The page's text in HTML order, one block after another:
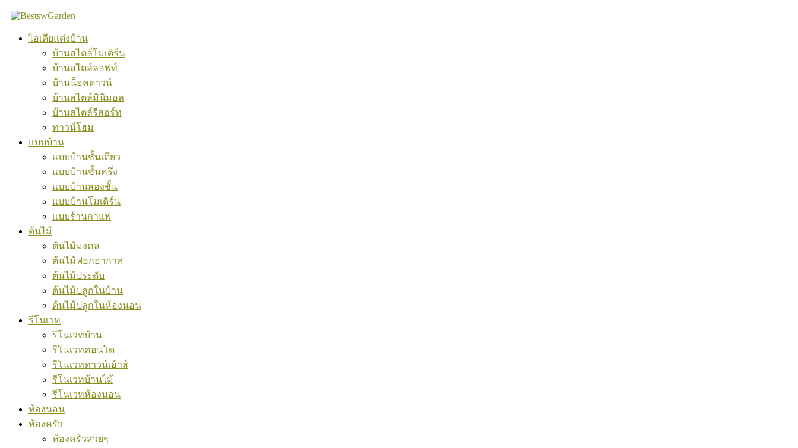
Skip
to
ไอเดียแต่งบ้าน
บ้านสไตล์โมเดิร์น
บ้านสไตล์ลอฟท์
บ้านน็อคดาวน์
บ้านสไตล์มินิมอล
บ้านสไตล์รีสอร์ท
ทาวน์โฮม
แบบบ้าน
แบบบ้านชั้นเดียว
แบบบ้านชั้นครึ่ง
แบบบ้านสองชั้น
แบบบ้านโมเดิร์น
แบบร้านกาแฟ
ต้นไม้
ต้นไม้มงคล
ต้นไม้ฟอกอากาศ
ต้นไม้ประดับ
ต้นไม้ปลูกในบ้าน
ต้นไม้ปลูกในห้องนอน
รีโนเวท
รีโนเวทบ้าน
รีโนเวทคอนโด
รีโนเวททาวน์เฮ้าส์
รีโนเวทบ้านไม้
รีโนเวทห้องนอน
ห้องนอน
ห้องครัว
ห้องครัวสวยๆ